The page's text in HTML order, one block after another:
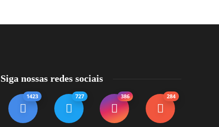
Siga nossas redes sociais
1423 727 386 284